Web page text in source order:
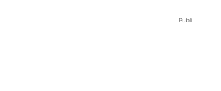
Publi